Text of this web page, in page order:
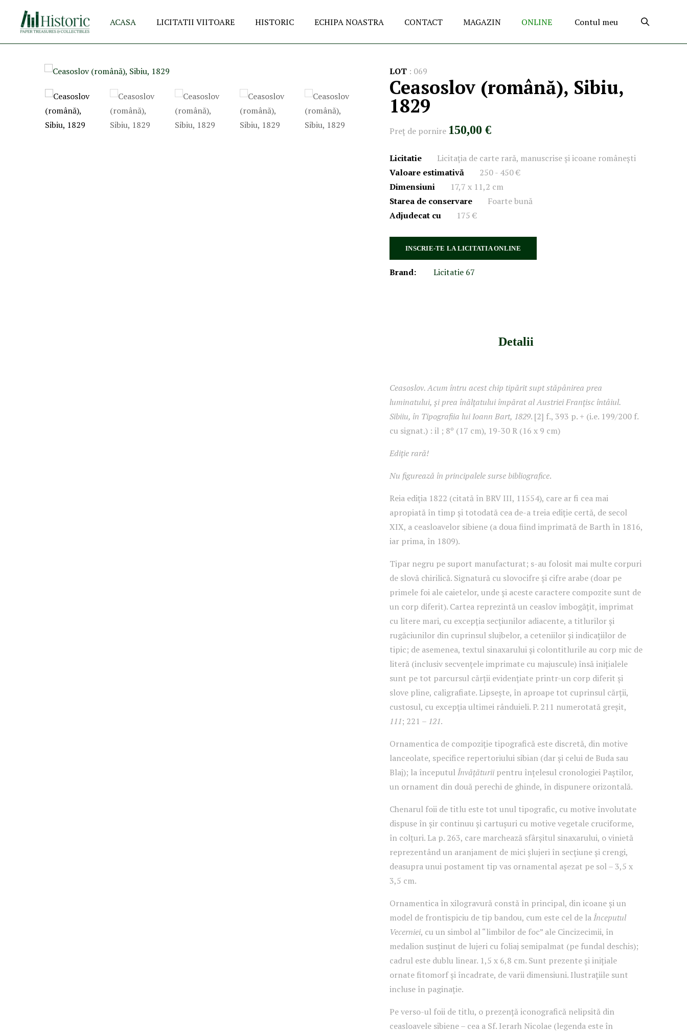
ACASA LICITATII VIITOARE HISTORIC ECHIPA NOASTRA CONTACT MAGAZIN ONLINE Contul meu
LOT : 069
Ceasoslov (română), Sibiu,
1829
Preţ de pornire 150,00 €
Licitatie
Licitația de carte rară, manuscrise și icoane românești
Valoare estimativă
250 - 450 €
Dimensiuni
17,7 x 11,2 cm
Starea de conservare
Foarte bună
Adjudecat cu
175 €
INSCRIE-TE LA LICITATIA ONLINE
Brand: Licitatie 67
Detalii
Ceasoslov. Acum întru acest chip tipărit supt stăpânirea prea
luminatului, și prea înălțatului împărat al Austriei Franțisc întâiul.
Sibiiu, în Tipografiia lui Ioann Bart, 1829. [2] f., 393 p. + (i.e. 199/200 f.
cu signat.) : il ; 8º (17 cm), 19-30 R (16 x 9 cm)
Ediție rară!
Nu figurează în principalele surse bibliografice.
Reia ediția 1822 (citată în BRV III, 11554), care ar fi cea mai
apropiată în timp și totodată cea de-a treia ediție certă, de secol
XIX, a ceasloavelor sibiene (a doua fiind imprimată de Barth în 1816,
iar prima, în 1809).
Tipar negru pe suport manufacturat; s-au folosit mai multe corpuri
de slovă chirilică. Signatură cu slovocifre și cifre arabe (doar pe
primele foi ale caietelor, unde și aceste caractere compozite sunt de
un corp diferit). Cartea reprezintă un ceaslov îmbogățit, imprimat
cu litere mari, cu excepția secțiunilor adiacente, a titlurilor și
rugăciunilor din cuprinsul slujbelor, a ceteniilor și indicațiilor de
tipic; de asemenea, textul sinaxarului și colontitlurile au corp mic de
literă (inclusiv secvențele imprimate cu majuscule) însă inițialele
sunt pe tot parcursul cărții evidențiate printr-un corp diferit și
slove pline, caligrafiate. Lipsește, în aproape tot cuprinsul cărții,
custosul, cu excepția ultimei rânduieli. P. 211 numerotată greșit,
111; 221 – 121.
Ornamentica de compoziție tipografică este discretă, din motive
lanceolate, specifice repertoriului sibian (dar și celui de Buda sau
Blaj); la începutulÎnvățăturii pentru înțelesul cronologiei Paștilor,
un ornament din două perechi de ghinde, în dispunere orizontală.
Chenarul foii de titlu este tot unul tipografic, cu motive învolutate
dispuse în șir continuu și cartușuri cu motive vegetale cruciforme,
în colțuri. La p. 263, care marchează sfârșitul sinaxarului, o vinietă
reprezentând un aranjament de mici șlujeri în secțiune și crengi,
deasupra unui postament tip vas ornamental așezat pe sol – 3,5 x
3,5 cm.
Ornamentica în xilogravură constă în principal, din icoane și un
model de frontispiciu de tip bandou, cum este cel de laÎnceputul
Vecerniei, cu un simbol al “limbilor de foc” ale Cincizecimii, în
medalion susținut de lujeri cu foliaj semipalmat (pe fundal deschis);
cadrul este dublu linear. 1,5 x 6,8 cm. Sunt prezente și inițiale
ornate fitomorf și încadrate, de varii dimensiuni. Ilustrațiile sunt
incluse în paginație.
Pe verso-ul foii de titlu, o prezență iconografică nelipsită din
ceasloavele sibiene – cea a Sf. Ierarh Nicolae (legenda este în